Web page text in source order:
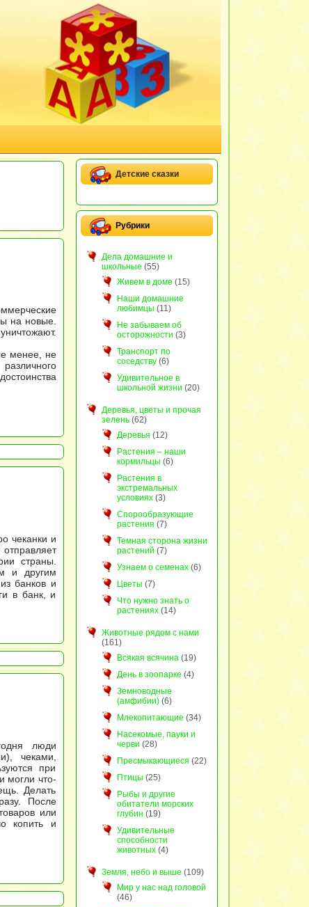
на новые.
менее, не
чеканки и
страны.
и другим
банков и
в банк, и
люди
чеками,
при
могли что-
Делать
После
или
копить и
Детские сказки
Рубрики
Дела домашние и
школьные (55)
Живем в доме (15)
Наши домашние
любимцы (11)
Не забываем об
осторожности (3)
Транспорт по
соседству(6)
Удивительное в
школьной жизни (20)
Деревья, цветы и прочая
зелень(62)
Деревья (12)
Растения – наши
кормильцы (6)
Растения в
экстремальных
условиях(3)
Спорообразующие
растения (7)
Темная сторона жизни
растений (7)
Узнаем о семенах(6)
Цветы (7)
Что нужно знать о
растениях(14)
Животные рядом с нами
(161)
Всякая всячина(19)
День в зоопарке (4)
Земноводные
(амфибии)(6)
Млекопитающие (34)
Насекомые, пауки и
черви (28)
Пресмыкающиеся (22)
Птицы (25)
Рыбы и другие
обитатели морских
глубин (19)
Удивительные
способности
животных(4)
Земля, небо и выше (109)
Мир у нас над головой
(46)